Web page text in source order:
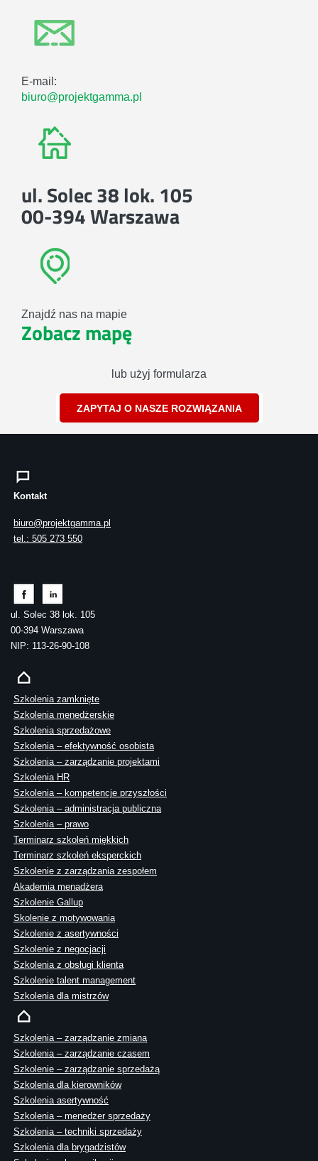
E-mail:
biuro@projektgamma.pl
ul. Solec 38 lok. 105
00-394 Warszawa
Znajdź nas na mapie
Zobacz mapę
lub użyj formularza
ZAPYTAJ O NASZE ROZWIĄZANIA
Kontakt
biuro@projektgamma.pl
tel.: 505 273 550
ul. Solec 38 lok. 105
00-394 Warszawa
NIP: 113-26-90-108
Szkolenia zamknięte
Szkolenia menedżerskie
Szkolenia sprzedażowe
Szkolenia – efektywność osobista
Szkolenia – zarządzanie projektami
Szkolenia HR
Szkolenia – kompetencje przyszłości
Szkolenia – administracja publiczna
Szkolenia – prawo
Terminarz szkoleń miękkich
Terminarz szkoleń eksperckich
Szkolenie z zarządzania zespołem
Akademia menadżera
Szkolenie Gallup
Skolenie z motywowania
Szkolenie z asertywności
Szkolenie z negocjacji
Szkolenia z obsługi klienta
Szkolenie talent management
Szkolenia dla mistrzów
Szkolenia – zarządzanie zmianą
Szkolenia – zarządzanie czasem
Szkolenie – zarządzanie sprzedażą
Szkolenia dla kierowników
Szkolenia asertywność
Szkolenia – menedżer sprzedaży
Szkolenia – techniki sprzedaży
Szkolenia dla brygadzistów